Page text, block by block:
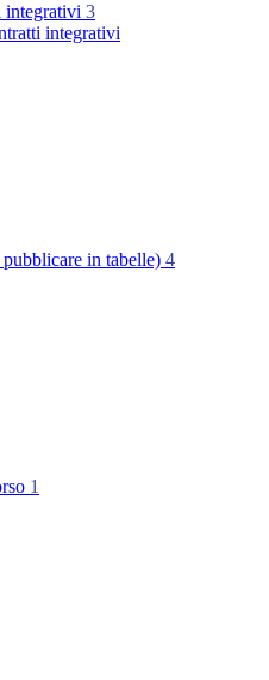
integrativi 3
integrativi
in tabelle) 4
1